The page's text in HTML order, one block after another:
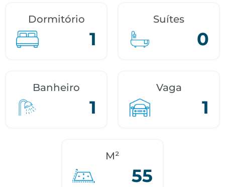
Dormitório
1
Suítes
0
Banheiro
1
Vaga
1
M²
55